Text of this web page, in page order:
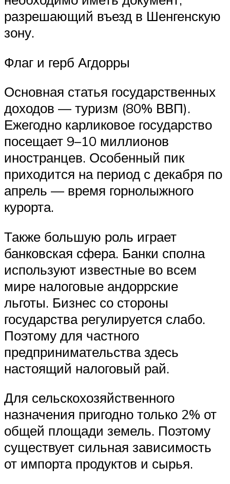
разрешающий въезд в Шенгенскую
зону.
Флаг и герб Агдорры
Основная статья государственных
доходов — туризм (80% ВВП).
Ежегодно карликовое государство
посещает 9–10 миллионов
иностранцев. Особенный пик
приходится на период с декабря по
апрель — время горнолыжного
курорта.
Также большую роль играет
банковская сфера. Банки сполна
используют известные во всем
мире налоговые андоррские
льготы. Бизнес со стороны
государства регулируется слабо.
Поэтому для частного
предпринимательства здесь
настоящий налоговый рай.
Для сельскохозяйственного
назначения пригодно только 2% от
общей площади земель. Поэтому
существует сильная зависимость
от импорта продуктов и сырья.